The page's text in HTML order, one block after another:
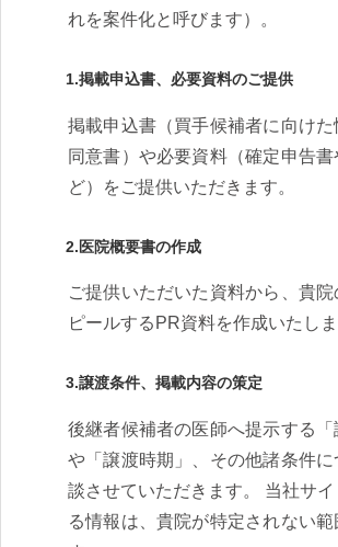
れを案件化と呼びます）。
1.掲載申込書、必要資料のご提供
掲載申込書（買手候補者に向け
同意書）や必要資料（確定申告
ど）をご提供いただきます。
2.医院概要書の作成
ご提供いただいた資料から、貴
ピールするPR資料を作成いたしま
3.譲渡条件、掲載内容の策定
後継者候補者の医師へ提示する「
や「譲渡時期」、その他諸条件に
談させていただきます。 当社サ
る情報は、貴院が特定されない範